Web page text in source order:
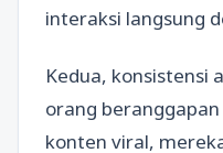
interaksi langsung
Kedua, konsistensi
orang
konten viral,